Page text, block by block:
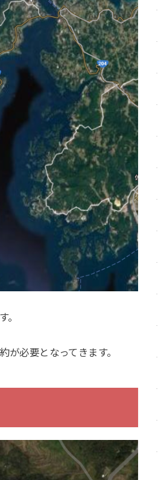
。
が必要となってきます。